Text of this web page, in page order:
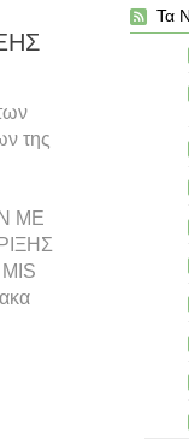
της
ΜΕ
Τα